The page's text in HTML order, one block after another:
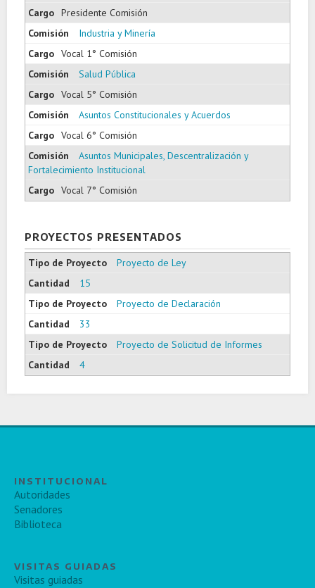
Presidente Comisión
Industria y Minería
Vocal 1° Comisión
Salud Pública
Vocal 5° Comisión
Asuntos Constitucionales y Acuerdos
Vocal 6° Comisión
Asuntos Municipales, Descentralización y
Fortalecimiento Institucional
Vocal 7° Comisión
PROYECTOS PRESENTADOS
Proyecto de Ley
15
Proyecto de Declaración
33
Proyecto de Solicitud de Informes
4
INSTITUCIONAL
Autoridades
Senadores
Biblioteca
VISITAS GUIADAS
Visitas guiadas